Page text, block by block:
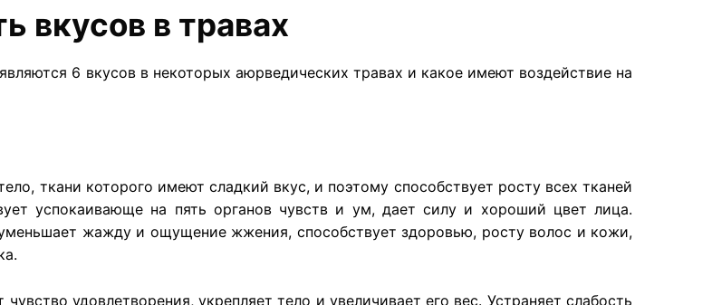
вкусов в травах
6 вкусов в некоторых аюрведических травах и какое имеют воздействие на
ткани которого имеют сладкий вкус, и поэтому способствует росту всех тканей
успокаивающе на пять органов чувств и ум, дает силу и хороший цвет лица.
жажду и ощущение жжения, способствует здоровью, росту волос и кожи,
удовлетворения, укрепляет тело и увеличивает его вес. Устраняет слабость